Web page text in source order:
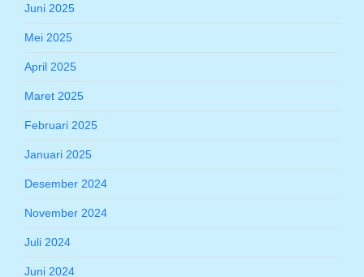
Juni 2025
Mei 2025
April 2025
Maret 2025
Februari 2025
Januari 2025
Desember 2024
November 2024
Juli 2024
Juni 2024